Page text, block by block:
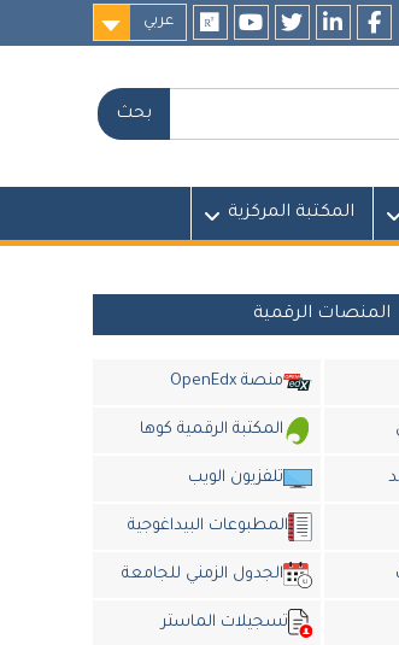
عربي
المكتبة المركزية
المنصات الرقمية
منصة OpenEdx
المكتبة الرقمية كوها
تلفزيون الويب
المطبوعات البيداغوجية
الجدول الزمني للجامعة
تسجيلات الماستر